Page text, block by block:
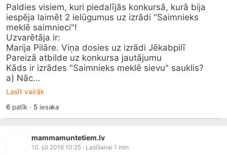
Paldies visiem, kuri piedalījās konkursā, kurā bija
iespēja laimēt 2 ielūgumus uz izrādi "Saimnieks
meklē saimnieci"!
Uzvarētāja ir:
Marija Pilāre. Viņa dosies uz izrādi Jēkabpilī
Pareizā atbilde uz konkursa jautājumu
Kāds ir izrādes "Saimnieks meklē sievu" sauklis?
a) Nāc...
Lasīt vairāk
6patīk · 5iesaka
mammamuntetiem.lv
10. jūl 2016 10:25 · Lasīšanai 1 min